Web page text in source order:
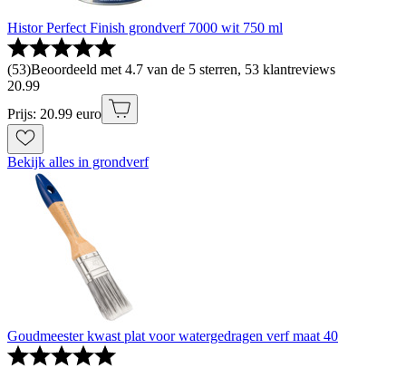
Histor Perfect Finish grondverf 7000 wit 750 ml
(53)Beoordeeld met 4.7 van de 5 sterren, 53 klantreviews
20.99
Prijs: 20.99 euro
Bekijk alles in grondverf
Goudmeester kwast plat voor watergedragen verf maat 40